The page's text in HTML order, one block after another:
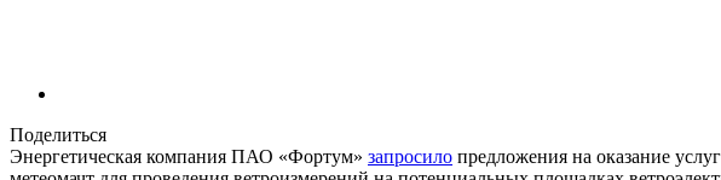
Поделиться
Энергетическая компания ПАО «Фортум» запросило предложения на оказание